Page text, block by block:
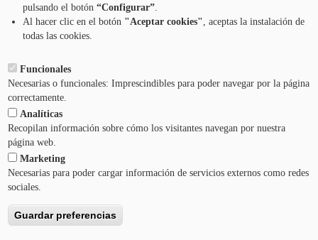
Pie
JARRI HARREMANETAN GUREKIN
ZERBITZUAREN BALDINTZAK
PRIBATUTASUN-POLITIKA
pulsando el botón“Configurar”.
Al hacer clic en el botón "Aceptar cookies", aceptas la instalación de
todas las cookies.
Funcionales
Necesarias o funcionales: Imprescindibles para poder navegar por la página
correctamente.
Analíticas
Recopilan información sobre cómo los visitantes navegan por nuestra
página web.
Marketing
Necesarias para poder cargar información de servicios externos como redes
sociales.
Guardar preferencias